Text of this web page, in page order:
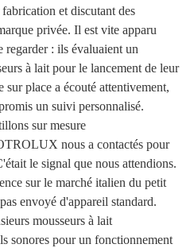
et discutant des
privée. Il est vite apparu
regarder : ils évaluaient un
à lait pour le lancement de leur
place a écouté attentivement,
un suivi personnalisé.
sur mesure
nous a contactés pour
le signal que nous attendions.
sur le marché italien du petit
envoyé d'appareil standard.
mousseurs à lait
sonores pour un fonctionnement